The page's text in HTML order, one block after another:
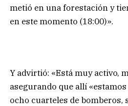
metió en una forestación y
en este momento (18:00)».
Y advirtió: «Está muy activo,
asegurando que allí
ocho cuarteles de bomberos,